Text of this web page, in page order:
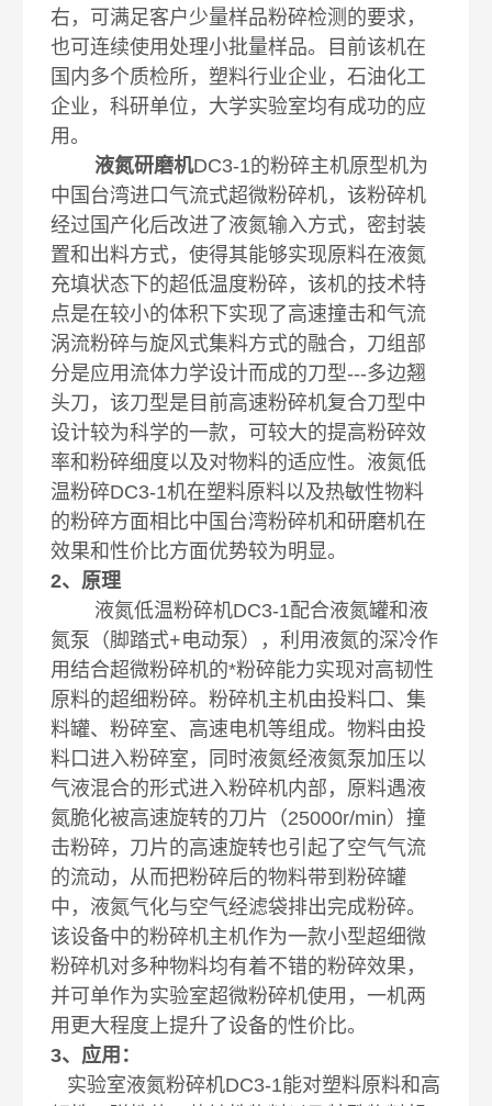
右，可满足客户少量样品粉碎检测的要求，
也可连续使用处理小批量样品。目前该机在
国内多个质检所，塑料行业企业，石油化工
企业，科研单位，大学实验室均有成功的应
用。
液氮研磨机DC3-1的粉碎主机原型机为
中国台湾进口气流式超微粉碎机，该粉碎机
经过国产化后改进了液氮输入方式，密封装
置和出料方式，使得其能够实现原料在液氮
充填状态下的超低温度粉碎，该机的技术特
点是在较小的体积下实现了高速撞击和气流
涡流粉碎与旋风式集料方式的融合，刀组部
分是应用流体力学设计而成的刀型---多边翘
头刀，该刀型是目前高速粉碎机复合刀型中
设计较为科学的一款，可较大的提高粉碎效
率和粉碎细度以及对物料的适应性。液氮低
温粉碎DC3-1机在塑料原料以及热敏性物料
的粉碎方面相比中国台湾粉碎机和研磨机在
效果和性价比方面优势较为明显。
2、原理
液氮低温粉碎机DC3-1配合液氮罐和液
氮泵（脚踏式+电动泵），利用液氮的深冷作
用结合超微粉碎机的*粉碎能力实现对高韧性
原料的超细粉碎。粉碎机主机由投料口、集
料罐、粉碎室、高速电机等组成。物料由投
料口进入粉碎室，同时液氮经液氮泵加压以
气液混合的形式进入粉碎机内部，原料遇液
氮脆化被高速旋转的刀片（25000r/min）撞
击粉碎，刀片的高速旋转也引起了空气气流
的流动，从而把粉碎后的物料带到粉碎罐
中，液氮气化与空气经滤袋排出完成粉碎。
该设备中的粉碎机主机作为一款小型超细微
粉碎机对多种物料均有着不错的粉碎效果，
并可单作为实验室超微粉碎机使用，一机两
用更大程度上提升了设备的性价比。
3、应用：
实验室液氮粉碎机DC3-1能对塑料原料和高